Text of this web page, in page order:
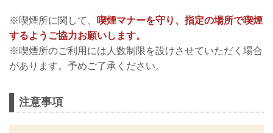
※喫煙所に関して、
喫煙マナーを守り、指定の場所で喫煙
するようご協力お願いします。
※喫煙所のご利用には人数制限を設けさせていただく場合
があります。予めご了承ください。
注意事項